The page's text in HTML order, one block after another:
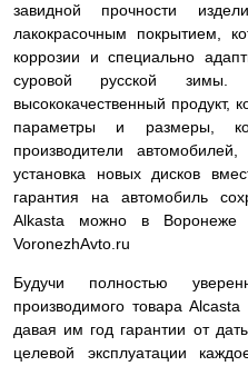
завидной прочности
лакокрасочным покрытием,
коррозии и специально
суровой русской зимы.
высококачественный продукт,
параметры и размеры,
производители
установка новых дисков
гарантия на автомобиль
Alkasta можно в Воронеже
VoronezhAvto.ru
Будучи полностью
производимого товара Alcasta
давая им год гарантии от
целевой эксплуатации